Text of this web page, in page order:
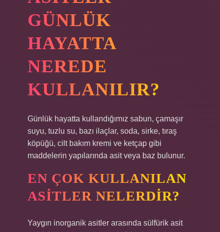
GÜNLÜK
HAYATTA
NEREDE
KULLANILIR?
Günlük hayatta kullandığımız sabun, çamaşır
suyu, tuzlu su, bazı ilaçlar, soda, sirke, tıraş
köpüğü, cilt bakım kremi ve ketçap gibi
maddelerin yapılarında asit veya baz bulunur.
EN ÇOK KULLANILAN
ASITLER NELERDIR?
Yaygın inorganik asitler arasında sülfürik asit